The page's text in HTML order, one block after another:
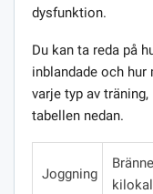
dysfunktion.
Du kan ta reda på
inblandade och
varje typ av
tabellen nedan.
Joggning